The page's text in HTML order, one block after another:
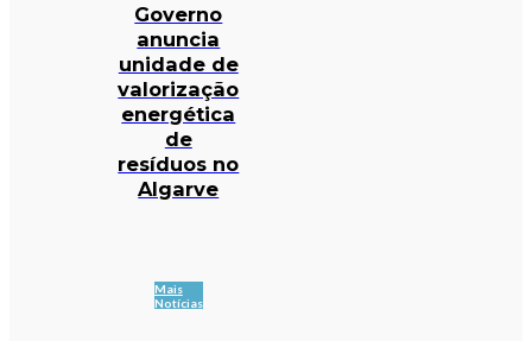
Governo
anuncia
unidade de
valorização
energética
de
resíduos no
Algarve
Mais
Notícias